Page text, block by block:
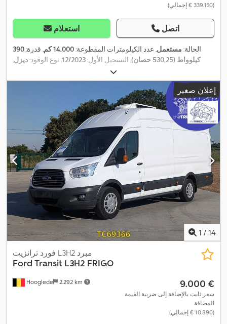
(‏339.150 € إجمالي)
استعلام اتصل
الحالة: مستعمل, عدد الكيلومترات المقطوعة:14.000 كم , قدرة:390
كيلوواط (530,25 حصان)
, التسجيل الأول:12/2023 , نوع الوقود:ديزل
, لون:
الانبعاثات:يورو 6 , تعليق:هواء, عدد المقاعد:6, معدات:تكييف الهواء,
حمام, سخان التدفئة أثناء التوقف, قفل التروس التفاضلية, كمبيوتر على
متن المركبة, مثبت السرعة, نظام الفرامل المانعة للانغلاق (ABS), نظام
الملاحة, وصلات المقطورة
إعلان صغير
1 / 14
Hooglede 2.292 km
فورد ترانزيت L3H2 مبرد
Ford Transit L3H2 FRIGO
‏9.000 €
سعر ثابت بالإضافة إلى ضريبة القيمة
المضافة
(‏10.890 € إجمالي)